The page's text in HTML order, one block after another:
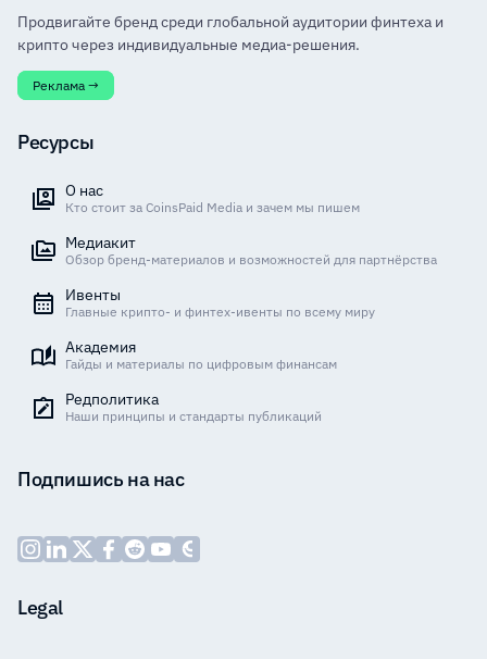
Продвигайте бренд среди глобальной аудитории финтеха и
крипто через индивидуальные медиа-решения.
Реклама →
Ресурсы
О нас
Кто стоит за CoinsPaid Media и зачем мы пишем
Медиакит
Обзор бренд-материалов и возможностей для партнёрства
Ивенты
Главные крипто- и финтех-ивенты по всему миру
Академия
Гайды и материалы по цифровым финансам
Редполитика
Наши принципы и стандарты публикаций
Подпишись на нас
Legal